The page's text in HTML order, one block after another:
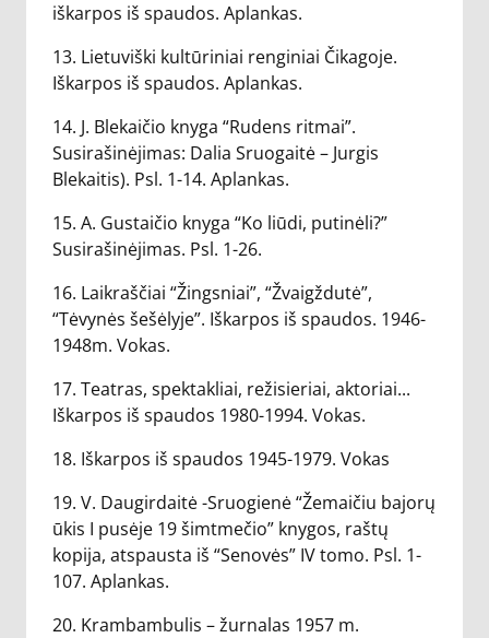
iškarpos iš spaudos. Aplankas.
13. Lietuviški kultūriniai renginiai Čikagoje.
Iškarpos iš spaudos. Aplankas.
14. J. Blekaičio knyga “Rudens ritmai”.
Susirašinėjimas: Dalia Sruogaitė – Jurgis
Blekaitis). Psl. 1-14. Aplankas.
15. A. Gustaičio knyga “Ko liūdi, putinėli?”
Susirašinėjimas. Psl. 1-26.
16. Laikraščiai “Žingsniai”, “Žvaigždutė”,
“Tėvynės šešėlyje”. Iškarpos iš spaudos. 1946-
1948m. Vokas.
17. Teatras, spektakliai, režisieriai, aktoriai...
Iškarpos iš spaudos 1980-1994. Vokas.
18. Iškarpos iš spaudos 1945-1979. Vokas
19. V. Daugirdaitė -Sruogienė “Žemaičiu bajorų
ūkis I pusėje 19 šimtmečio” knygos, raštų
kopija, atspausta iš “Senovės” IV tomo. Psl. 1-
107. Aplankas.
20. Krambambulis – žurnalas 1957 m.